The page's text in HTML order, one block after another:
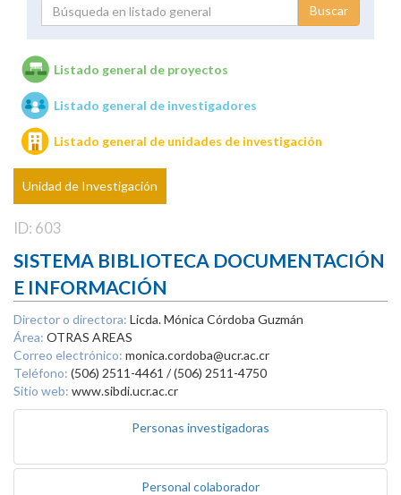
Unidades de investigación
Listado general de proyectos
Listado general de investigadores
Listado general de unidades de investigación
Unidad de Investigación
ID: 603
SISTEMA BIBLIOTECA DOCUMENTACIÓN
E INFORMACIÓN
Director o directora: Licda. Mónica Córdoba Guzmán
Área: OTRAS AREAS
Correo electrónico: monica.cordoba@ucr.ac.cr
Teléfono: (506) 2511-4461 / (506) 2511-4750
Sitio web: www.sibdi.ucr.ac.cr
Personas investigadoras
Personal colaborador